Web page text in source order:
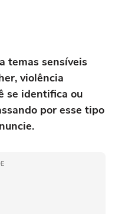
temas sensíveis
violência
se identifica ou
por esse tipo